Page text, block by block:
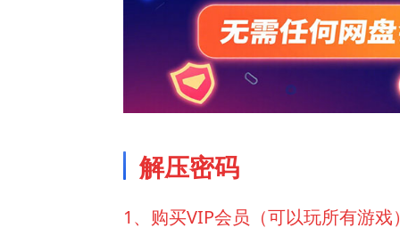
解压密码
1、购买VIP会员（可以玩所有游